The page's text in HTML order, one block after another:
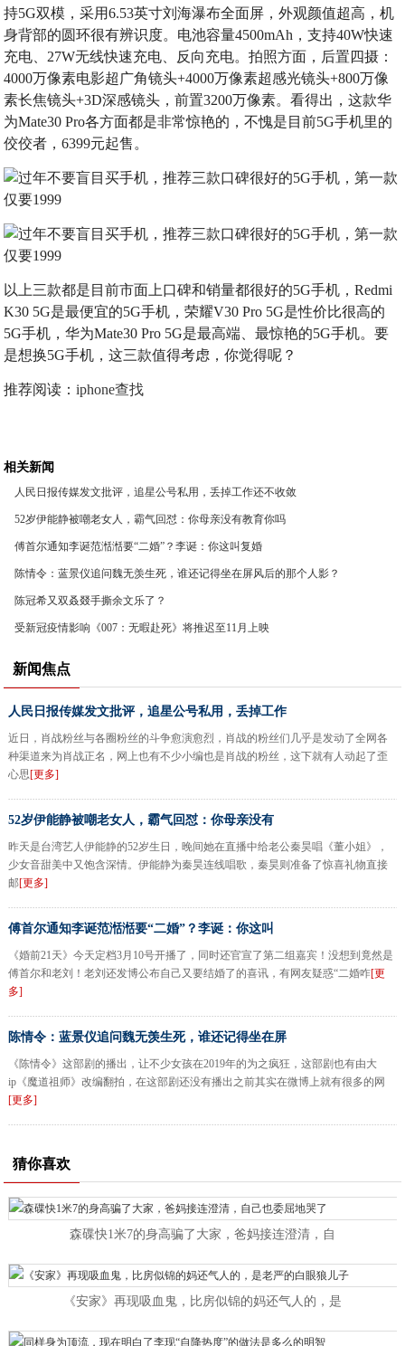
持5G双模，采用6.53英寸刘海瀑布全面屏，外观颜值超高，机
身背部的圆环很有辨识度。电池容量4500mAh，支持40W快速
充电、27W无线快速充电、反向充电。拍照方面，后置四摄：
4000万像素电影超广角镜头+4000万像素超感光镜头+800万像
素长焦镜头+3D深感镜头，前置3200万像素。看得出，这款华
为Mate30 Pro各方面都是非常惊艳的，不愧是目前5G手机里的
佼佼者，6399元起售。
以上三款都是目前市面上口碑和销量都很好的5G手机，Redmi
K30 5G是最便宜的5G手机，荣耀V30 Pro 5G是性价比很高的
5G手机，华为Mate30 Pro 5G是最高端、最惊艳的5G手机。要
是想换5G手机，这三款值得考虑，你觉得呢？
推荐阅读：iphone查找
相关新闻
人民日报传媒发文批评，追星公号私用，丢掉工作还不收敛
52岁伊能静被嘲老女人，霸气回怼：你母亲没有教育你吗
傅首尔通知李诞范湉湉要“二婚”？李诞：你这叫复婚
陈情令：蓝景仪追问魏无羡生死，谁还记得坐在屏风后的那个人影？
陈冠希又双叒叕手撕余文乐了？
受新冠疫情影响《007：无暇赴死》将推迟至11月上映
新闻焦点
人民日报传媒发文批评，追星公号私用，丢掉工作
近日，肖战粉丝与各圈粉丝的斗争愈演愈烈，肖战的粉丝们几乎是发动了全网各
种渠道来为肖战正名，网上也有不少小编也是肖战的粉丝，这下就有人动起了歪
心思[更多]
52岁伊能静被嘲老女人，霸气回怼：你母亲没有
昨天是台湾艺人伊能静的52岁生日，晚间她在直播中给老公秦昊唱《董小姐》，
少女音甜美中又饱含深情。伊能静为秦昊连线唱歌，秦昊则准备了惊喜礼物直接
邮[更多]
傅首尔通知李诞范湉湉要“二婚”？李诞：你这叫
《婚前21天》今天定档3月10号开播了，同时还官宣了第二组嘉宾！没想到竟然是
傅首尔和老刘！老刘还发博公布自己又要结婚了的喜讯，有网友疑惑“二婚咋[更
多]
陈情令：蓝景仪追问魏无羡生死，谁还记得坐在屏
《陈情令》这部剧的播出，让不少女孩在2019年的为之疯狂，这部剧也有由大
ip《魔道祖师》改编翻拍，在这部剧还没有播出之前其实在微博上就有很多的网
[更多]
猜你喜欢
森碟快1米7的身高骗了大家，爸妈接连澄清，自
《安家》再现吸血鬼，比房似锦的妈还气人的，是